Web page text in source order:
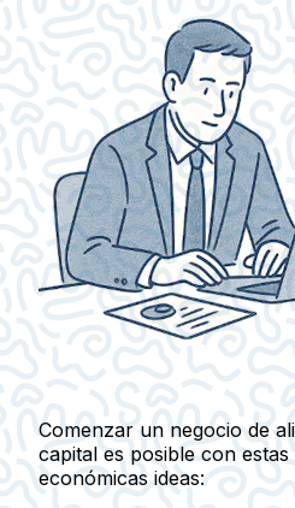
Comenzar un negocio de
capital es posible con
económicas ideas: